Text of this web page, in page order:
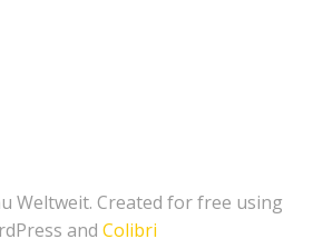
Weltweit. Created for free using
and Colibri